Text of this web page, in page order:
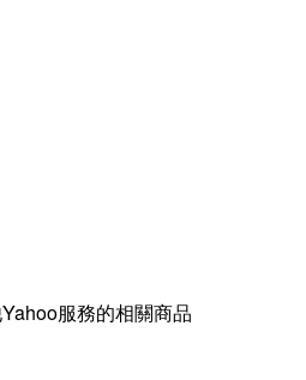
服務的相關商品